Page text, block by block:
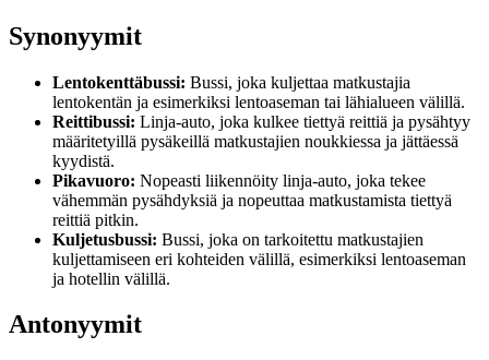
Synonyymit
Lentokenttäbussi: Bussi, joka kuljettaa matkustajia
lentokentän ja esimerkiksi lentoaseman tai lähialueen välillä.
Reittibussi: Linja-auto, joka kulkee tiettyä reittiä ja pysähtyy
määritetyillä pysäkeillä matkustajien noukkiessa ja jättäessä
kyydistä.
Pikavuoro: Nopeasti liikennöity linja-auto, joka tekee
vähemmän pysähdyksiä ja nopeuttaa matkustamista tiettyä
reittiä pitkin.
Kuljetusbussi: Bussi, joka on tarkoitettu matkustajien
kuljettamiseen eri kohteiden välillä, esimerkiksi lentoaseman
ja hotellin välillä.
Antonyymit